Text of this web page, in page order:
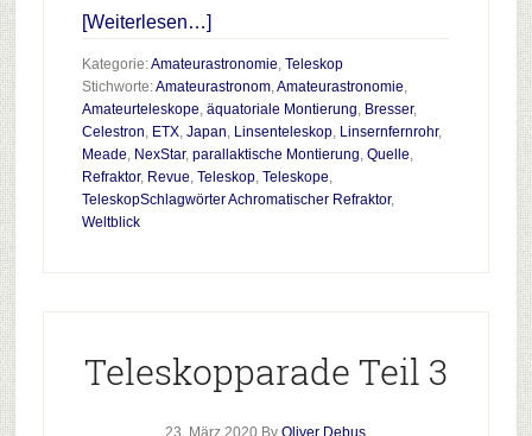
[Weiterlesen…]Infos
Plugin
Teleskopparade
Teil
4
Kategorie:Amateurastronomie, Teleskop
Stichworte:Amateurastronom,Amateurastronomie,
Amateurteleskope, äquatoriale Montierung, Bresser,
Celestron, ETX, Japan, Linsenteleskop, Linsernfernrohr,
Meade, NexStar, parallaktische Montierung, Quelle,
Refraktor, Revue, Teleskop, Teleskope,
TeleskopSchlagwörter Achromatischer Refraktor,
Weltblick
Teleskopparade Teil 3
23. März 2020 ByOliver Debus